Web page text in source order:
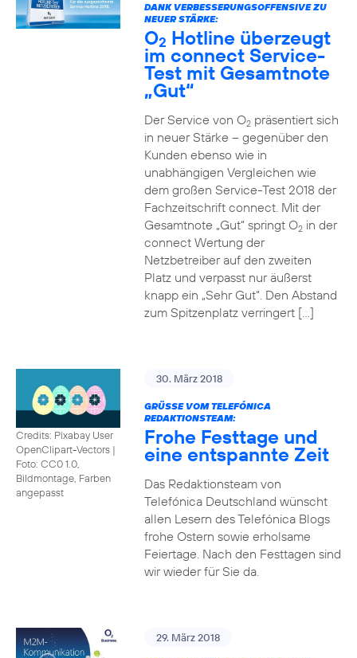
DANK VERBESSERUNGSOFFENSIVE ZU
NEUER STÄRKE:
O2 Hotline überzeugt
im connect Service-
Test mit Gesamtnote
„Gut“
Der Service von O2präsentiert sich
in neuer Stärke – gegenüber den
Kunden ebenso wie in
unabhängigen Vergleichen wie
dem großen Service-Test 2018 der
Fachzeitschrift connect. Mit der
Gesamtnote „Gut“ springt O2in der
connect Wertung der
Netzbetreiber auf den zweiten
Platz und verpasst nur äußerst
knapp ein „Sehr Gut“. Den Abstand
zum Spitzenplatz verringert […]
Credits: Pixabay User
OpenClipart-Vectors |
Foto: CC0 1.0,
Bildmontage, Farben
angepasst
30. März 2018
GRÜSSE VOM TELEFÓNICA R
EDAKTIONSTEAM:
Frohe Festtage und
eine entspannte Zeit
Das Redaktionsteam von
Telefónica Deutschland wünscht
allen Lesern des Telefónica Blogs
frohe Ostern sowie erholsame
Feiertage. Nach den Festtagen sind
wir wieder für Sie da.
29. März 2018